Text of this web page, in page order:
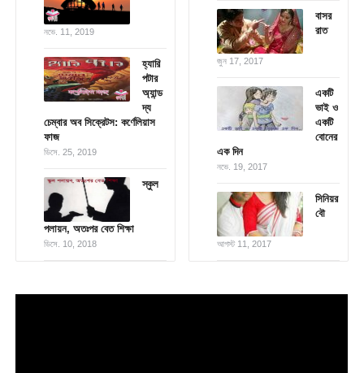
নভে. 11, 2019
হ্যারি
পটার
অ্যান্ড
দ্য
চেম্বার অব সিক্রেটস: কর্ণেলিয়াস
ফাজ
ডিসে. 25, 2019
স্কুল
পলায়ন, অতঃপর বেত শিক্ষা
ডিসে. 10, 2018
বাসর
রাত
জুন 17, 2017
একটি
ভাই ও
একটি
বোনের
এক দিন
নভে. 19, 2017
সিনিয়র
বৌ
আগস্ট 11, 2017